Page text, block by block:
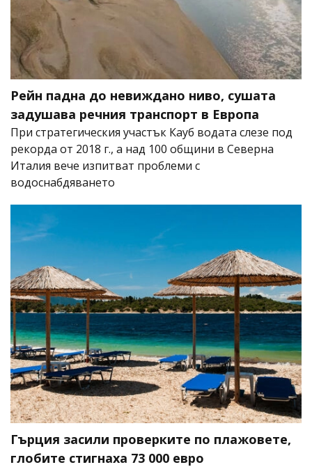
Рейн падна до невиждано ниво, сушата
задушава речния транспорт в Европа
При стратегическия участък Кауб водата слезе под
рекорда от 2018 г., а над 100 общини в Северна
Италия вече изпитват проблеми с
водоснабдяването
Гърция засили проверките по плажовете,
глобите стигнаха 73 000 евро